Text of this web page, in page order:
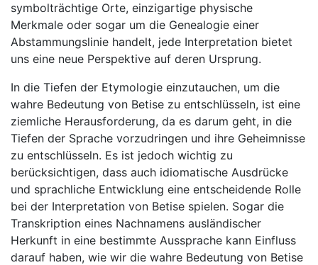
symbolträchtige Orte, einzigartige physische
Merkmale oder sogar um die Genealogie einer
Abstammungslinie handelt, jede Interpretation bietet
uns eine neue Perspektive auf deren Ursprung.
In die Tiefen der Etymologie einzutauchen, um die
wahre Bedeutung von Betise zu entschlüsseln, ist eine
ziemliche Herausforderung, da es darum geht, in die
Tiefen der Sprache vorzudringen und ihre Geheimnisse
zu entschlüsseln. Es ist jedoch wichtig zu
berücksichtigen, dass auch idiomatische Ausdrücke
und sprachliche Entwicklung eine entscheidende Rolle
bei der Interpretation von Betise spielen. Sogar die
Transkription eines Nachnamens ausländischer
Herkunft in eine bestimmte Aussprache kann Einfluss
darauf haben, wie wir die wahre Bedeutung von Betise